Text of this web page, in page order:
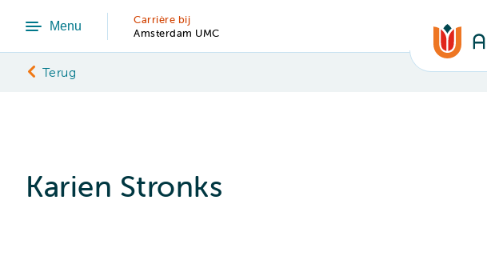
Menu
Carrière bij
Amsterdam UMC
Terug
Karien Stronks